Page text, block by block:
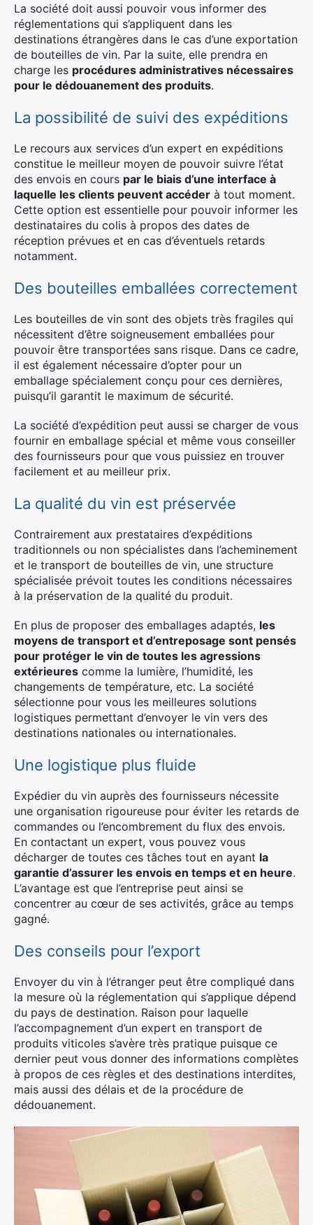
La société doit aussi pouvoir vous informer des
réglementations qui s’appliquent dans les
destinations étrangères dans le cas d’une exportation
de bouteilles de vin. Par la suite, elle prendra en
charge les procédures administratives nécessaires
pour le dédouanement des produits.
La possibilité de suivi des expéditions
Le recours aux services d’un expert en expéditions
constitue le meilleur moyen de pouvoir suivre l’état
des envois en cours par le biais d’une interface à
laquelle les clients peuvent accéder à tout moment.
Cette option est essentielle pour pouvoir informer les
destinataires du colis à propos des dates de
réception prévues et en cas d’éventuels retards
notamment.
Des bouteilles emballées correctement
Les bouteilles de vin sont des objets très fragiles qui
nécessitent d’être soigneusement emballées pour
pouvoir être transportées sans risque. Dans ce cadre,
il est également nécessaire d’opter pour un
emballage spécialement conçu pour ces dernières,
puisqu’il garantit le maximum de sécurité.
La société d’expédition peut aussi se charger de vous
fournir en emballage spécial et même vous conseiller
des fournisseurs pour que vous puissiez en trouver
facilement et au meilleur prix.
La qualité du vin est préservée
Contrairement aux prestataires d’expéditions
traditionnels ou non spécialistes dans l’acheminement
et le transport de bouteilles de vin, une structure
spécialisée prévoit toutes les conditions nécessaires
à la préservation de la qualité du produit.
En plus de proposer des emballages adaptés, les
moyens de transport et d’entreposage sont pensés
pour protéger le vin de toutes les agressions
extérieures comme la lumière, l’humidité, les
changements de température, etc. La société
sélectionne pour vous les meilleures solutions
logistiques permettant d’envoyer le vin vers des
destinations nationales ou internationales.
Une logistique plus fluide
Expédier du vin auprès des fournisseurs nécessite
une organisation rigoureuse pour éviter les retards de
commandes ou l’encombrement du flux des envois.
En contactant un expert, vous pouvez vous
décharger de toutes ces tâches tout en ayant la
garantie d’assurer les envois en temps et en heure.
L’avantage est que l’entreprise peut ainsi se
concentrer au cœur de ses activités, grâce au temps
gagné.
Des conseils pour l’export
Envoyer du vin à l’étranger peut être compliqué dans
la mesure où la réglementation qui s’applique dépend
du pays de destination. Raison pour laquelle
l’accompagnement d’un expert en transport de
produits viticoles s’avère très pratique puisque ce
dernier peut vous donner des informations complètes
à propos de ces règles et des destinations interdites,
mais aussi des délais et de la procédure de
dédouanement.
×
: